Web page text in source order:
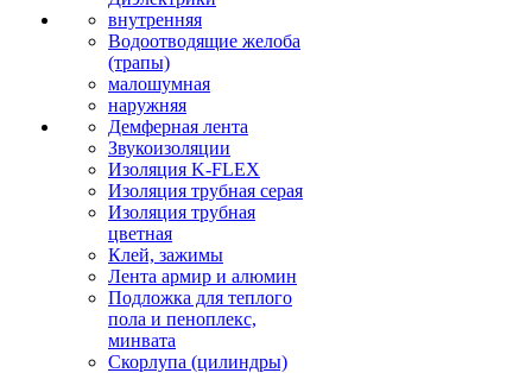
внутренняя
Водоотводящие желоба
(трапы)
малошумная
наружняя
Демферная лента
Звукоизоляции
Изоляция K-FLEX
Изоляция трубная серая
Изоляция трубная
цветная
Клей, зажимы
Лента армир и алюмин
Подложка для теплого
пола и пеноплекс,
минвата
Скорлупа (цилиндры)